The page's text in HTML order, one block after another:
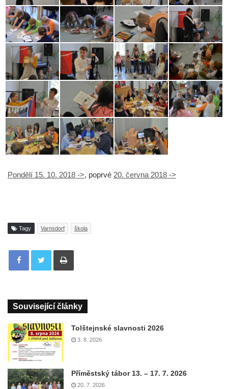
Pondělí 15. 10. 2018 ->, poprvé 20. června 2018 ->
Tagy Varnsdorf škola
Tisknout
Související články
Tolštejnské slavnosti 2026
3. 8. 2026
Příměstský tábor 13. – 17. 7. 2026
20. 7. 2026